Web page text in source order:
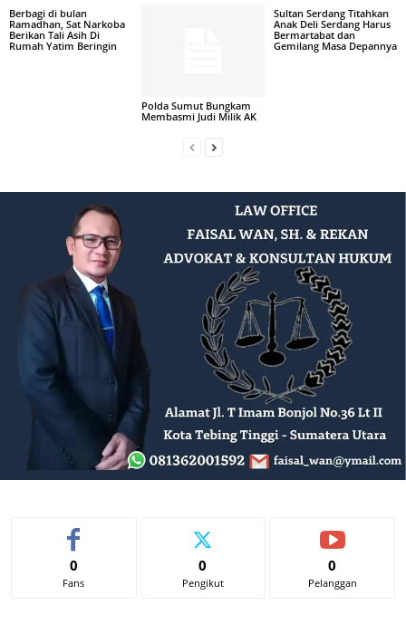
Berbagi di bulan
Ramadhan, Sat Narkoba
Berikan Tali Asih Di
Rumah Yatim Beringin
Polda Sumut Bungkam
Membasmi Judi Milik AK
Sultan Serdang Titahkan
Anak Deli Serdang Harus
Bermartabat dan
Gemilang Masa Depannya
0
Fans
0
Pengikut
0
Pelanggan